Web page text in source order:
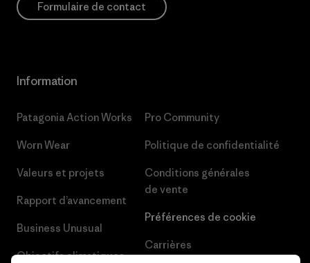
Formulaire de contact
Information
Patagonia Action Works
Worn Wear
Valeurs et projets
Rapport d’avancement
Business Unusual
Objectifs climatiques
Pro Community
Politique de confidentialité
Conditions générales
de vente
Préférences de cookie
Carrières